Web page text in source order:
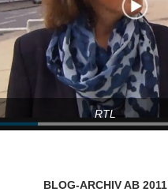
RTL
BLOG-ARCHIV AB 2011